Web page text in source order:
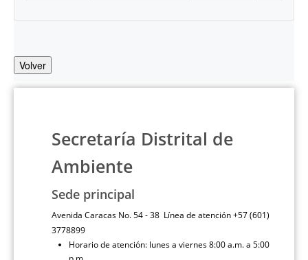
Volver
Secretaría Distrital de
Ambiente
Sede principal
Avenida Caracas No. 54 - 38 Línea de atención +57 (601)
3778899
Horario de atención: lunes a viernes 8:00 a.m. a 5:00